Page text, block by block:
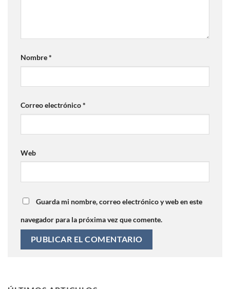
Nombre*
Correo electrónico*
Web
Guarda mi nombre, correo electrónico y web en este
navegador para la próxima vez que comente.